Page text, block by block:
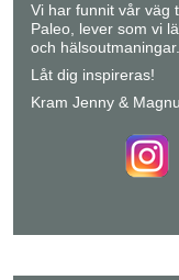
Vi har funnit vår väg
Paleo, lever som vi
och hälsoutmaningar.
Låt dig inspireras!
Kram Jenny &